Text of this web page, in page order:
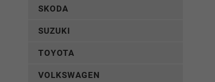
SKODA
SUZUKI
TOYOTA
VOLKSWAGEN